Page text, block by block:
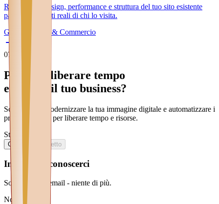
Rinnoviamo design, performance e struttura del tuo sito esistente
partendo dai dati reali di chi lo visita.
Generale Retail & Commercio
07 Contatti
Pronto a liberare tempo
e scalare il tuo business?
Scopri come modernizzare la tua immagine digitale e automatizzare i
processi chiave
per liberare tempo e risorse.
Step 1 di 2
Contatti Progetto
Iniziamo a conoscerci
Solo nome ed email - niente di più.
Nome